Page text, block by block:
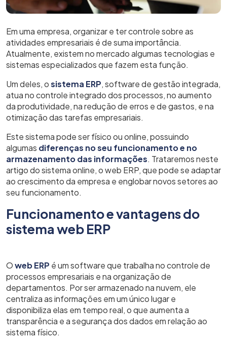
Em uma empresa, organizar e ter controle sobre as
atividades empresariais é de suma importância.
Atualmente, existem no mercado algumas tecnologias e
sistemas especializados que fazem esta função.
Um deles, osistema ERP, software de gestão integrada,
atua no controle integrado dos processos, noaumento
da produtividade, na redução de erros e de gastos, e na
otimização das tarefas empresariais.
Este sistema pode ser físico ou online, possuindo
algumas diferenças no seu funcionamento e no
armazenamento das informações. Trataremos neste
artigo do sistema online, o web ERP, que pode se adaptar
ao crescimento da empresa e englobar novos setores ao
seu funcionamento.
Funcionamento e vantagens do
sistema web ERP
Oweb ERP é um software que trabalha no controle de
processos empresariais e na organização de
departamentos. Por ser armazenado na nuvem, ele
centraliza as informações em um único lugar e
disponibiliza elas em tempo real, o que aumenta a
transparência e a segurança dos dados em relação ao
sistema físico.